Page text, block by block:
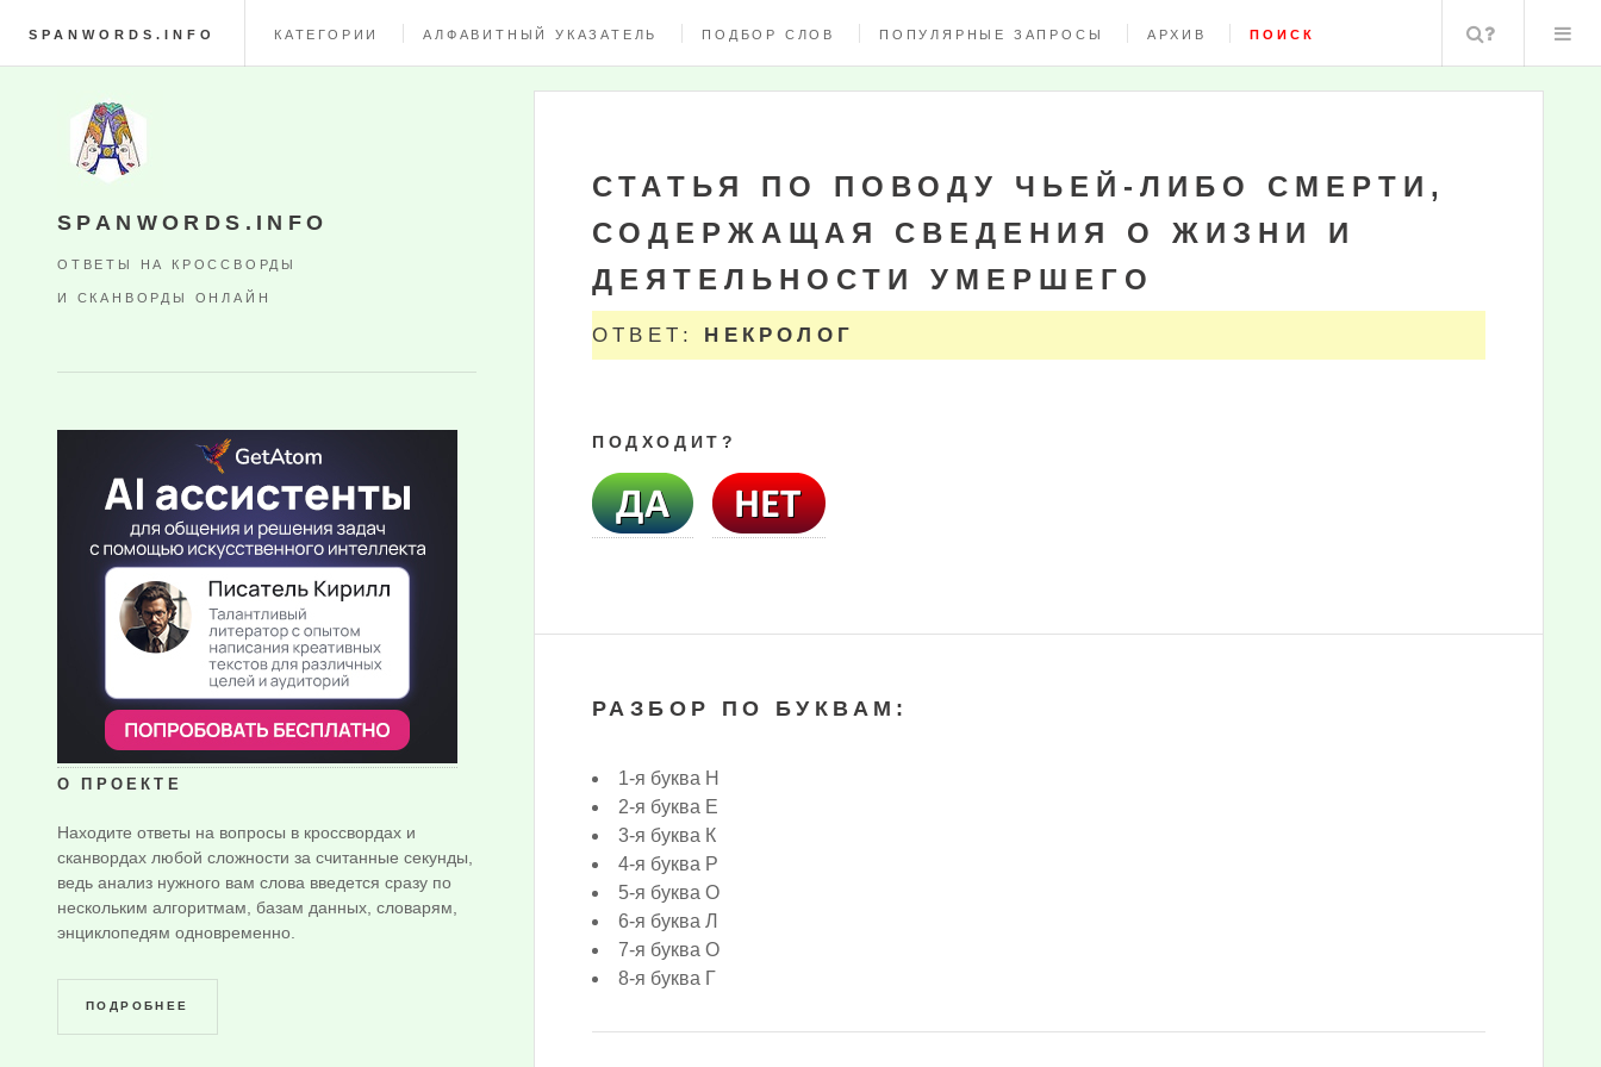
SPANWORDS.INFO КАТЕГОРИИ АЛФАВИТНЫЙ УКАЗАТЕЛЬ ПОДБОР СЛОВ ПОПУЛЯРНЫЕ ЗАПРОСЫ АРХИВ ПОИСК Поиск
СТАТЬЯ ПО ПОВОДУ ЧЬЕЙ-ЛИБО СМЕРТИ,
СОДЕРЖАЩАЯ СВЕДЕНИЯ О ЖИЗНИ И
ДЕЯТЕЛЬНОСТИ УМЕРШЕГО
ОТВЕТ: НЕКРОЛОГ
ПОДХОДИТ?
РАЗБОР ПО БУКВАМ:
1-я буква Н
2-я буква Е
3-я буква К
4-я буква Р
5-я буква О
6-я буква Л
7-я буква О
8-я буква Г
SPANWORDS.INFO
ОТВЕТЫ НА КРОССВОРДЫ
И СКАНВОРДЫ ОНЛАЙН
О ПРОЕКТЕ
Находите ответы на вопросы в кроссвордах и
сканвордах любой сложности за считанные секунды,
ведь анализ нужного вам слова введется сразу по
нескольким алгоритмам, базам данных, словарям,
энциклопедям одновременно.
ПОДРОБНЕЕ